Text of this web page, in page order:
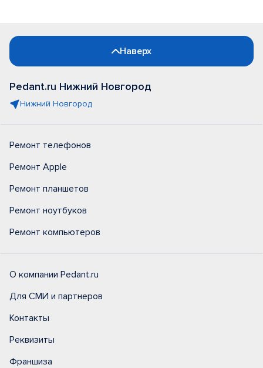
Наверх
Pedant.ru Нижний Новгород
Нижний Новгород
Ремонт телефонов
Ремонт Apple
Ремонт планшетов
Ремонт ноутбуков
Ремонт компьютеров
О компании Pedant.ru
Для СМИ и партнеров
Контакты
Реквизиты
Франшиза